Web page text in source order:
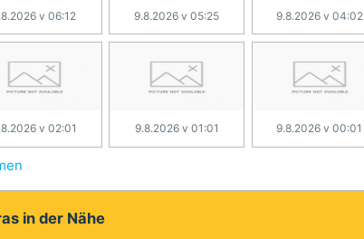
v 06:12 9.8.2026 v 05:25 9.8.2026 v 04:02
v 02:01 9.8.2026 v 01:01 9.8.2026 v 00:01
in der Nähe